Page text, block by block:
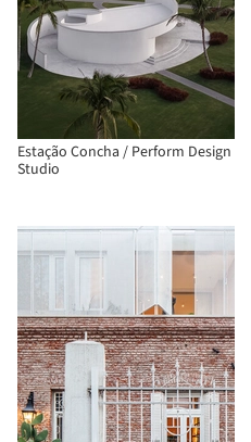
Estação Concha / Perform Design
Studio